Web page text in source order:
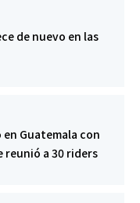
de nuevo en las
Guatemala con
reunió a 30 riders